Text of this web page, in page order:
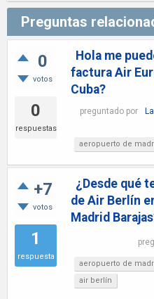
Preguntas
0
votos
0
respuestas
Hola me
factura Air
Cuba?
preguntado por
aeropuerto de
+7
votos
1
respuesta
¿Desde qué
de Air Berlín
Madrid
aeropuerto de
air berlín